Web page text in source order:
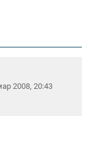
2008, 20:43